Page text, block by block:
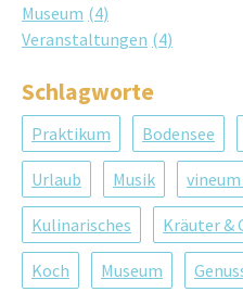
Museum 4
Veranstaltungen 4
Schlagworte
Praktikum Bodensee
Urlaub Musik
Kulinarisches Kräuter &
Koch Museum